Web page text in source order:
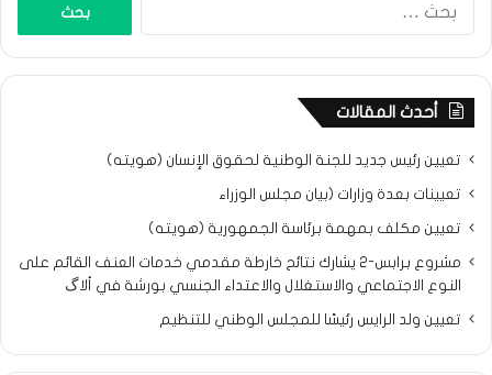
أحدث المقالات
تعيين رئيس جديد للجنة الوطنية لحقوق الإنسان (هويته)
تعيينات بعدة وزارات (بيان مجلس الوزراء
تعيين مكلف بمهمة برئاسة الجمهورية (هويته)
مشروع برابس-2 يشارك نتائح خارطة مقدمي خدمات العنف القائم على
النوع الاجتماعي والاستغلال والاعتداء الجنسي بورشة في ألاگ
تعيين ولد الرايس رئيسًا للمجلس الوطني للتنظيم